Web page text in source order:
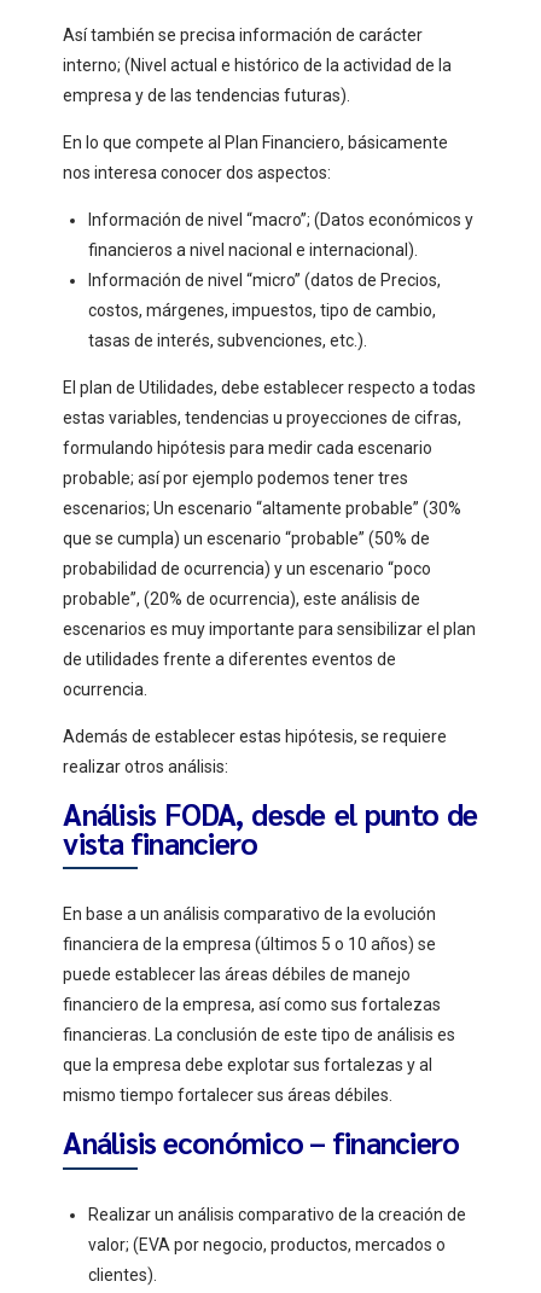
Así también se precisa información de carácter
interno; (Nivel actual e histórico de la actividad de la
empresa y de las tendencias futuras).
En lo que compete al Plan Financiero, básicamente
nos interesa conocer dos aspectos:
Información de nivel “macro”; (Datos económicos y
financieros a nivel nacional e internacional).
Información de nivel “micro” (datos de Precios,
costos, márgenes, impuestos, tipo de cambio,
tasas de interés, subvenciones, etc.).
El plan de Utilidades, debe establecer respecto a todas
estas variables, tendencias u proyecciones de cifras,
formulando hipótesis para medir cada escenario
probable; así por ejemplo podemos tener tres
escenarios; Un escenario “altamente probable” (30%
que se cumpla) un escenario “probable” (50% de
probabilidad de ocurrencia) y un escenario “poco
probable”, (20% de ocurrencia), este análisis de
escenarios es muy importante para sensibilizar el plan
de utilidades frente a diferentes eventos de
ocurrencia.
Además de establecer estas hipótesis, se requiere
realizar otros análisis:
Análisis FODA, desde el punto de
vista financiero
En base a un análisis comparativo de la evolución
financiera de la empresa (últimos 5 o 10 años) se
puede establecer las áreas débiles de manejo
financiero de la empresa, así como sus fortalezas
financieras. La conclusión de este tipo de análisis es
que la empresa debe explotar sus fortalezas y al
mismo tiempo fortalecer sus áreas débiles.
Análisis económico – financiero
Realizar un análisis comparativo de la creación de
valor; (EVA por negocio, productos, mercados o
clientes).